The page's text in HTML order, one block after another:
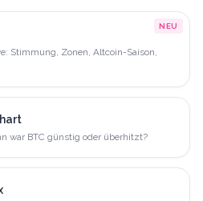
NEU
Stimmung, Zonen, Altcoin-Saison,
war BTC günstig oder überhitzt?